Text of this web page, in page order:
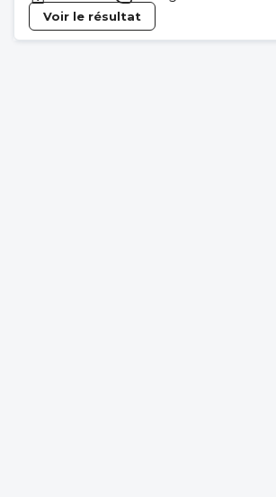
Voir le résultat